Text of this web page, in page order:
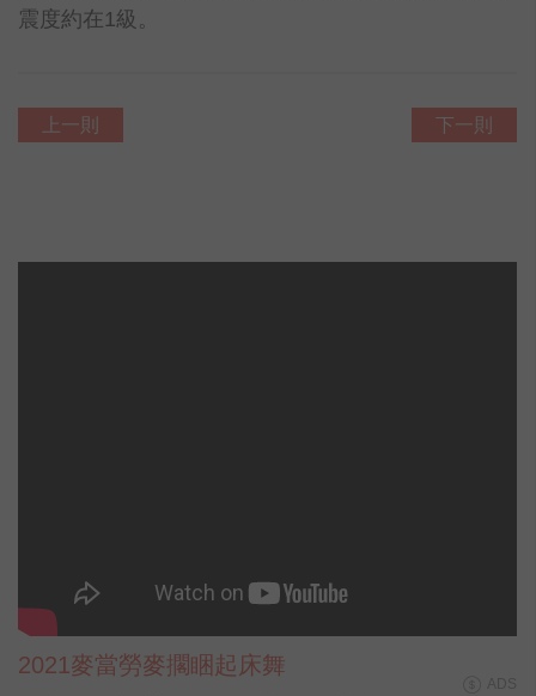
震度約在1級。
上一則 下一則
2021麥當勞麥擱睏起床舞